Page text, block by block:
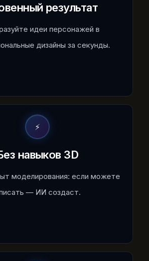
результат
идеи персонажей в
дизайны за секунды.
⚡
навыков 3D
моделирования: если можете
— ИИ создаст.